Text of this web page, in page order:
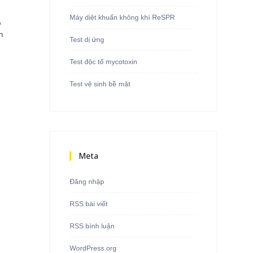
Máy diệt khuẩn không khí ReSPR
Test dị ứng
Test độc tố mycotoxin
Test vệ sinh bề mặt
Meta
Đăng nhập
RSS bài viết
RSS bình luận
WordPress.org